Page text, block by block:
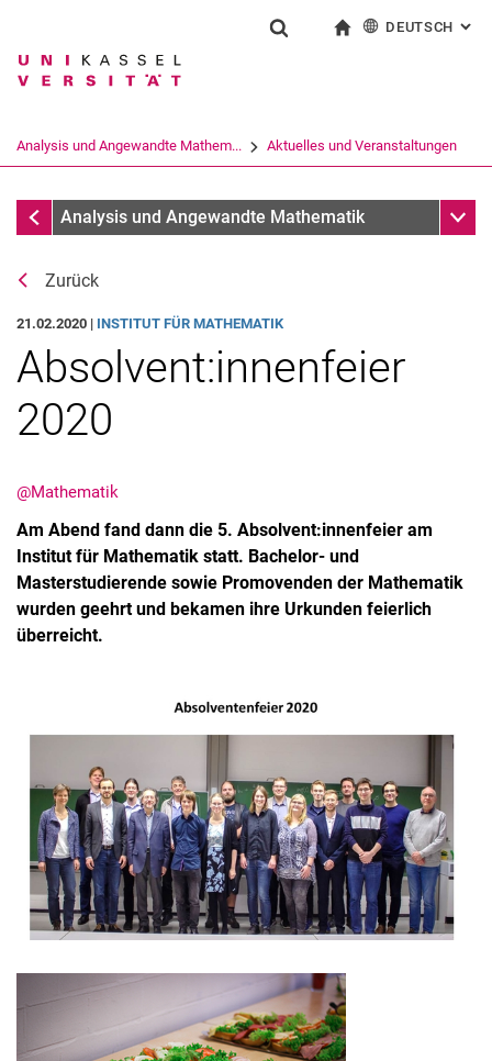
Springe direkt zu: Inhalt
Springe direkt zu: Suche
Springe direkt zu:
Suchbegriff
Suchen (öffnet externen Link in einem
DEUTSCH :
Analysis und Angewandte Mathem... Aktuelles und Veranstaltungen
Aktuelles und Veranstaltungen
Analysis und Angewandte Mathematik
Zurück
21.02.2020 | INSTITUT FÜR MATHEMATIK
Absolvent:innenfeier
2020
@Mathematik
Am Abend fand dann die 5. Absolvent:innenfeier am
Institut für Mathematik statt. Bachelor- und
Masterstudierende sowie Promovenden der Mathematik
wurden geehrt und bekamen ihre Urkunden feierlich
überreicht.